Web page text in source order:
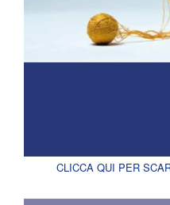
CLICCA QUI PER